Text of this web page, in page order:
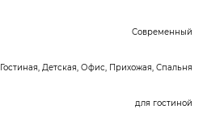
Современный
Гостиная, Детская, Офис, Прихожая, Спальня
для гостиной